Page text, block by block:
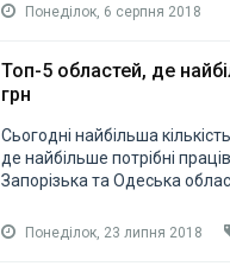
Понеділок, 6 серпня 2018
Топ-5 областей, де
грн
Сьогодні найбільша
де найбільше потрібні
Запорізька та Одеська
Понеділок, 23 липня 2018